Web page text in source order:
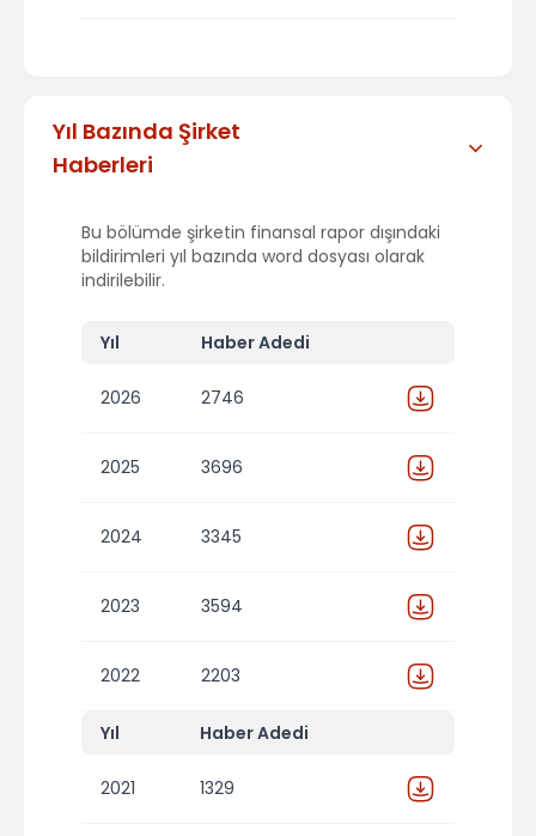
Yıl Bazında Şirket
Haberleri
Bu bölümde şirketin finansal rapor dışındaki
bildirimleri yıl bazında word dosyası olarak
indirilebilir.
Yıl Haber Adedi
2026 2746
2025 3696
2024 3345
2023 3594
2022 2203
Yıl Haber Adedi
2021 1329